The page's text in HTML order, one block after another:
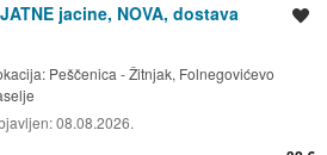
jacine, NOVA, dostava
Peščenica - Žitnjak, Folnegovićevo
08.08.2026.